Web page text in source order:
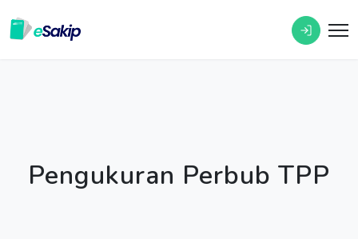
Pengukuran Perbub TPP